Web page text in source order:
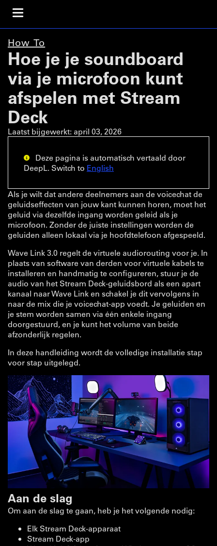
How To
Hoe je je soundboard
via je microfoon kunt
afspelen met Stream
Deck
Laatst bijgewerkt: april 03, 2026
Deze pagina is automatisch vertaald door
DeepL. Switch to English
Als je wilt dat andere deelnemers aan de voicechat de
geluidseffecten van jouw kant kunnen horen, moet het
geluid via dezelfde ingang worden geleid als je
microfoon. Zonder de juiste instellingen worden de
geluiden alleen lokaal via je hoofdtelefoon afgespeeld.
Wave Link 3.0 regelt de virtuele audiorouting voor je. In
plaats van software van derden voor virtuele kabels te
installeren en handmatig te configureren, stuur je de
audio van het Stream Deck-geluidsbord als een apart
kanaal naar Wave Link en schakel je dit vervolgens in
naar de mix die je voicechat-app voedt. Je geluiden en
je stem worden samen via één enkele ingang
doorgestuurd, en je kunt het volume van beide
afzonderlijk regelen.
In deze handleiding wordt de volledige installatie stap
voor stap uitgelegd.
Aan de slag
Om aan de slag te gaan, heb je het volgende nodig:
Elk Stream Deck-apparaat
Stream Deck-app